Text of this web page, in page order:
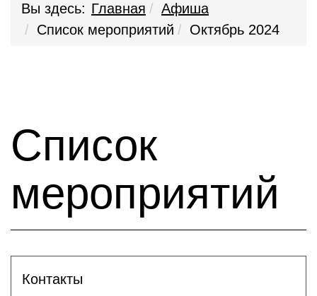
Вы здесь: Главная
Афиша
Список мероприятий
Октябрь 2024
Список
мероприятий
Контакты